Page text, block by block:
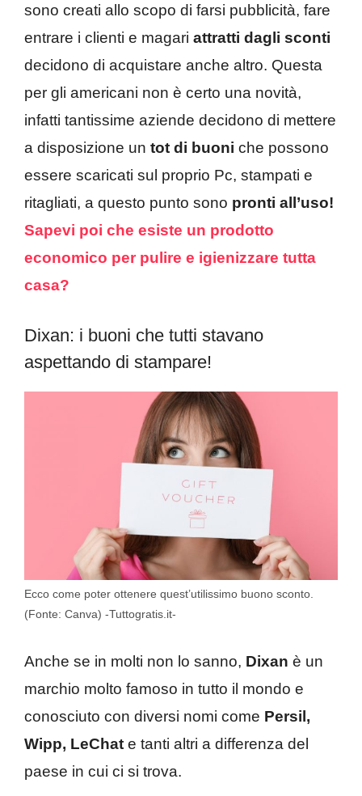
sono creati allo scopo di farsi pubblicità, fare
entrare i clienti e magari attratti dagli sconti
decidono di acquistare anche altro. Questa
per gli americani non è certo una novità,
infatti tantissime aziende decidono di mettere
a disposizione un tot di buoni che possono
essere scaricati sul proprio Pc, stampati e
ritagliati, a questo punto sono pronti all’uso!
Sapevi poi che esiste un prodotto
economico per pulire e igienizzare tutta
casa?
Dixan: i buoni che tutti stavano
aspettando di stampare!
Ecco come poter ottenere quest’utilissimo buono sconto.
(Fonte: Canva) -Tuttogratis.it-
Anche se in molti non lo sanno, Dixan è un
marchio molto famoso in tutto il mondo e
conosciuto con diversi nomi come Persil,
Wipp, LeChat e tanti altri a differenza del
paese in cui ci si trova.